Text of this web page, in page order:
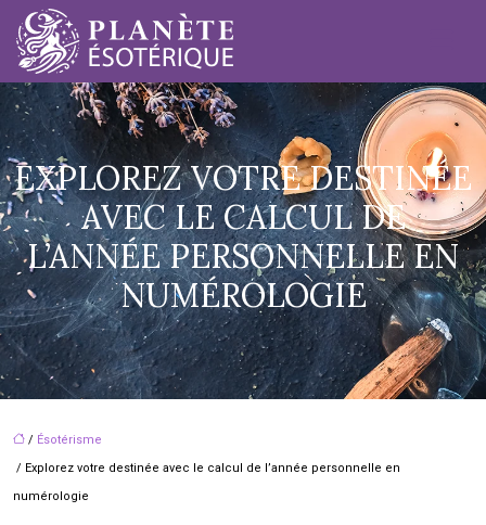
EXPLOREZ VOTRE DESTINÉE
AVEC LE CALCUL DE
L’ANNÉE PERSONNELLE EN
NUMÉROLOGIE
/ Ésotérisme
/ Explorez votre destinée avec le calcul de l’année personnelle en
numérologie